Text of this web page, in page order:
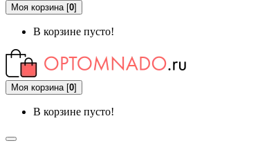
Моя корзина[0]
В корзине пусто!
Моя корзина[0]
В корзине пусто!